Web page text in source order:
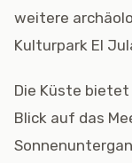
weitere
Kulturpark El
Die Küste bietet
Blick auf das